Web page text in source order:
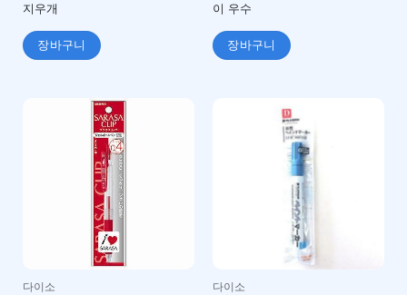
지우개
장바구니
이 우수
장바구니
다이소 다이소